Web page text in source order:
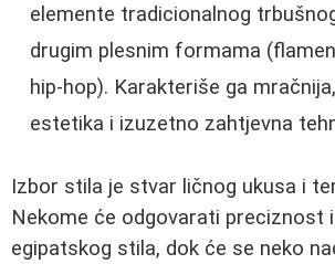
elemente tradicionalnog
drugim plesnim formama
hip-hop). Karakteriše ga
estetika i izuzetno zahtjevna
Izbor stila je stvar ličnog ukusa i
Nekome će odgovarati preciznost
egipatskog stila, dok će se neko